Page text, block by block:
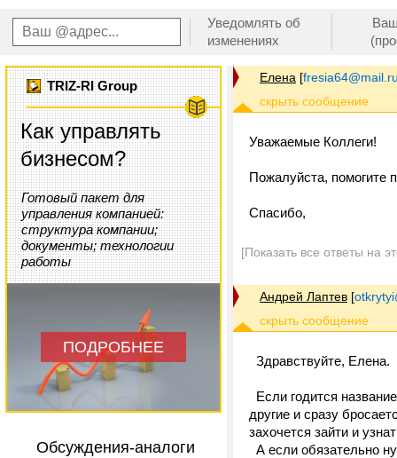
Уведомлять об
изменениях
TRIZ-RI Group
Как управлять
бизнесом?
Готовый пакет для
управления компанией:
структура компании;
документы; технологии
работы
ПОДРОБНЕЕ
Обсуждения-аналоги
Елена [
Уважаемые Коллеги!
Пожалуйста, помогите
Спасибо,
[Показать все ответы на
Андрей Лаптев [
Здравствуйте, Елена.
Если годится
другие и сразу
захочется зайти и
А если обязательно